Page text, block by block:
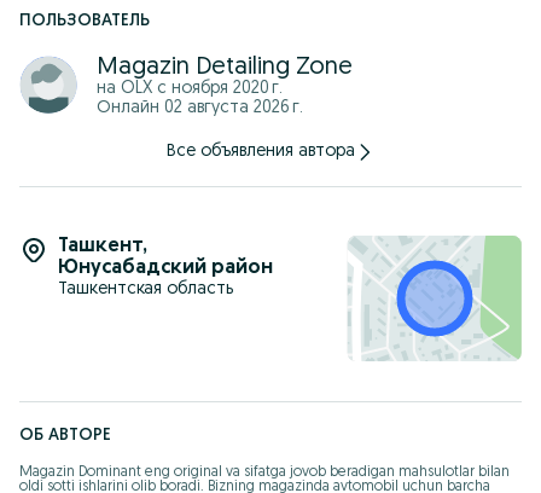
ПОЛЬЗОВАТЕЛЬ
Magazin Detailing Zone
на OLX с ноября 2020 г.
Онлайн 02 августа 2026 г.
Все объявления автора
Ташкент,
Юнусабадский район
Ташкентская область
ОБ АВТОРЕ
Magazin Dominant eng original va sifatga jovob beradigan mahsulotlar bilan
oldi sotti ishlarini olib boradi. Bizning magazinda avtomobil uchun barcha